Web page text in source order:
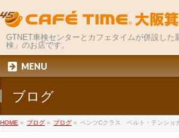
GTNET車検センターとカフェタイムが併設した
検」のお店です。
MENU
ブログ
HOME » ブログ » ブログ » ベンツCクラス ベルト・テンショ